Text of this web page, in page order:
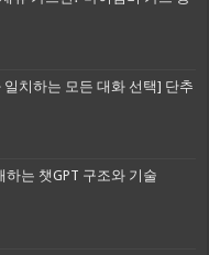
치하는 모든 대화 선택] 단추
는 챗GPT 구조와 기술